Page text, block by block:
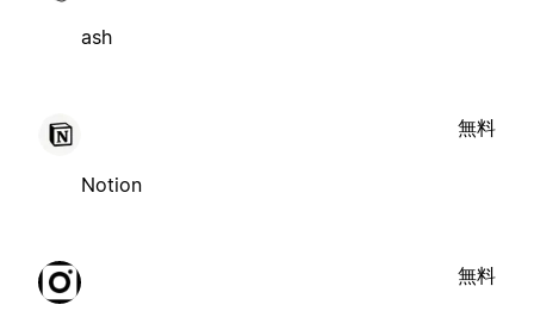
ash
Notion
無料
無料